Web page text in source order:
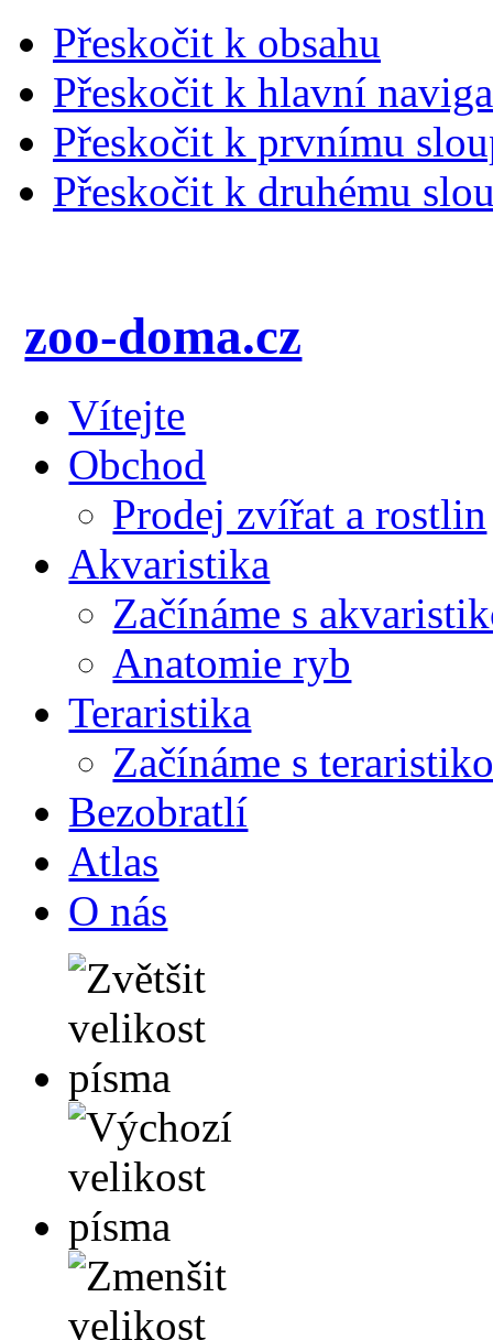
Přeskočit k obsahu
Přeskočit k hlavní
Přeskočit k prvnímu
Přeskočit k druhému
zoo-doma.cz
Vítejte
Obchod
Prodej zvířat a rostlin
Akvaristika
Začínáme s
Anatomie ryb
Teraristika
Začínáme s
Bezobratlí
Atlas
O nás